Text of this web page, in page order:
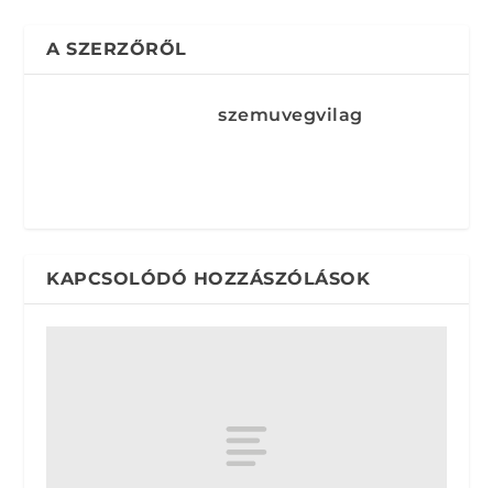
A SZERZŐRŐL
szemuvegvilag
KAPCSOLÓDÓ HOZZÁSZÓLÁSOK